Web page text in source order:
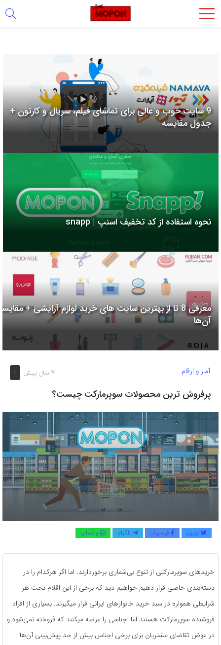
اشتراک
از
روش‌های
زیر
می‌توانید
صفحه
دوستان
خود
به
بگذارید.
لینک
9 سایت خوب و عالی برای تماشای فیلم، سریال و کارتون +
جدول مقایسه
نحوه استفاده از کد تخفیف اسنپ | snapp
معرفی 8 تا از بهترین سایت های خرید لوازم آرایشی +
آن‌ها
4 سال پیش 0 آمار و ارقام
پرفروش ترین محصولات سوپرمارکت چیست؟
توییتر فیسبوک تلگرام واتساپ
خریدهای سوپرمارکتی از تنوع بی‌شماری برخوردارند. اما اگر هرکدام را در
دسته‌بندی خاصی قرار دهیم خواهیم دید که برخی از این اقلام تحت هر
شرایطی همواره در سبد خرید خانوارهای ایرانی قرار می­گیرند. بسیاری از افراد
فروشنده سوپرمارکت هستند اما اجناسی را عرضه می­کنند که فروخته نمی‌شود و
در عوض تقاضای مشتریان برای برخی اجناس بیش از حد پیش‌بینی آن‌ها